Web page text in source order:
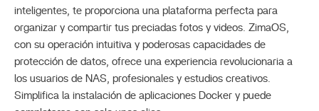
inteligentes, te proporciona una plataforma perfecta para
organizar y compartir tus preciadas fotos y videos. ZimaOS,
con su operación intuitiva y poderosas capacidades de
protección de datos, ofrece una experiencia revolucionaria a
los usuarios de NAS, profesionales y estudios creativos.
Simplifica la instalación de aplicaciones Docker y puede